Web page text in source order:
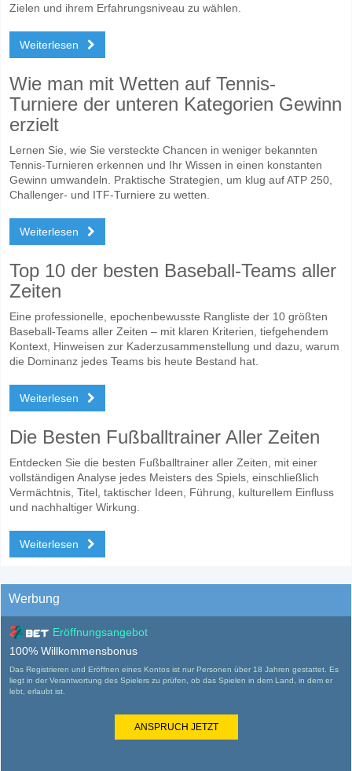
Zielen und ihrem Erfahrungsniveau zu wählen.
Weiterlesen
Wie man mit Wetten auf Tennis-
Turniere der unteren Kategorien Gewinn
erzielt
Lernen Sie, wie Sie versteckte Chancen in weniger bekannten
Tennis-Turnieren erkennen und Ihr Wissen in einen konstanten
Gewinn umwandeln. Praktische Strategien, um klug auf ATP 250,
Challenger- und ITF-Turniere zu wetten.
Weiterlesen
Top 10 der besten Baseball-Teams aller
Zeiten
Eine professionelle, epochenbewusste Rangliste der 10 größten
Baseball-Teams aller Zeiten – mit klaren Kriterien, tiefgehendem
Kontext, Hinweisen zur Kaderzusammenstellung und dazu, warum
die Dominanz jedes Teams bis heute Bestand hat.
Weiterlesen
Die Besten Fußballtrainer Aller Zeiten
Entdecken Sie die besten Fußballtrainer aller Zeiten, mit einer
vollständigen Analyse jedes Meisters des Spiels, einschließlich
Vermächtnis, Titel, taktischer Ideen, Führung, kulturellem Einfluss
und nachhaltiger Wirkung.
Weiterlesen
Werbung
Eröffnungsangebot
100% Willkommensbonus
Das Registrieren und Eröffnen eines Kontos ist nur Personen über 18 Jahren gestattet. Es
liegt in der Verantwortung des Spielers zu prüfen, ob das Spielen in dem Land, in dem er
lebt, erlaubt ist.
ANSPRUCH JETZT